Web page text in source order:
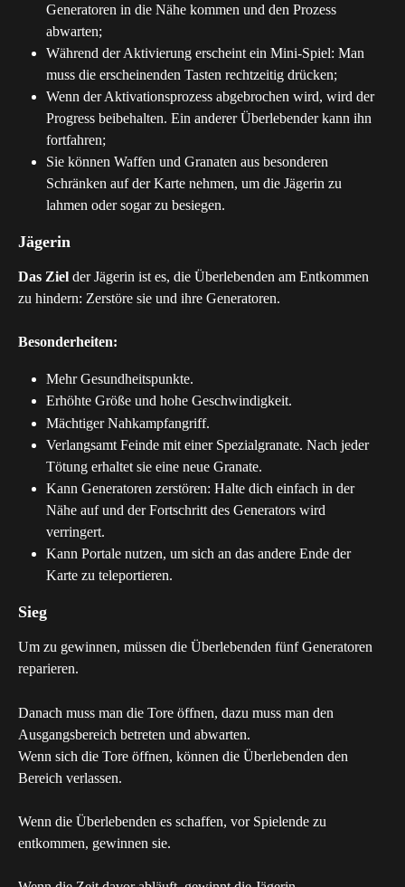
Generatoren in die Nähe kommen und den Prozess
abwarten;
Während der Aktivierung erscheint ein Mini-Spiel: Man
muss die erscheinenden Tasten rechtzeitig drücken;
Wenn der Aktivationsprozess abgebrochen wird, wird der
Progress beibehalten. Ein anderer Überlebender kann ihn
fortfahren;
Sie können Waffen und Granaten aus besonderen
Schränken auf der Karte nehmen, um die Jägerin zu
lahmen oder sogar zu besiegen.
Jägerin
Das Ziel der Jägerin ist es, die Überlebenden am Entkommen
zu hindern: Zerstöre sie und ihre Generatoren.
Besonderheiten:
Mehr Gesundheitspunkte.
Erhöhte Größe und hohe Geschwindigkeit.
Mächtiger Nahkampfangriff.
Verlangsamt Feinde mit einer Spezialgranate. Nach jeder
Tötung erhaltet sie eine neue Granate.
Kann Generatoren zerstören: Halte dich einfach in der
Nähe auf und der Fortschritt des Generators wird
verringert.
Kann Portale nutzen, um sich an das andere Ende der
Karte zu teleportieren.
Sieg
Um zu gewinnen, müssen die Überlebenden fünf Generatoren
reparieren.
Danach muss man die Tore öffnen, dazu muss man den
Ausgangsbereich betreten und abwarten.
Wenn sich die Tore öffnen, können die Überlebenden den
Bereich verlassen.
Wenn die Überlebenden es schaffen, vor Spielende zu
entkommen, gewinnen sie.